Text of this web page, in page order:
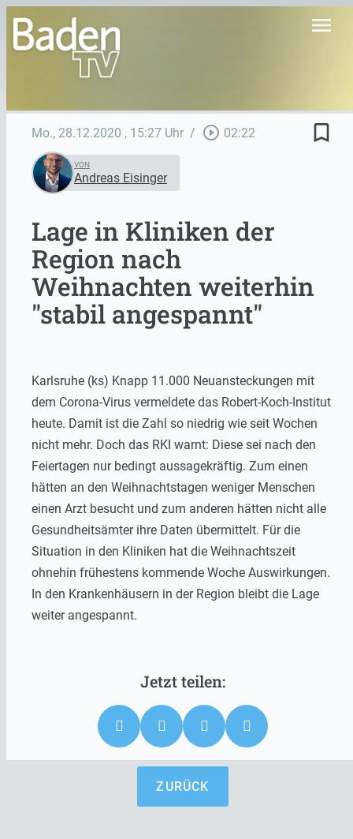
menu
Mo., 28.12.2020 , 15:27 Uhr / play_circle_outline 02:22 bookmark_border
VON
Andreas Eisinger
Lage in Kliniken der
Region nach
Weihnachten weiterhin
"stabil angespannt"
Karlsruhe (ks) Knapp 11.000 Neuansteckungen mit
dem Corona-Virus vermeldete das Robert-Koch-Institut
heute. Damit ist die Zahl so niedrig wie seit Wochen
nicht mehr. Doch das RKI warnt: Diese sei nach den
Feiertagen nur bedingt aussagekräftig. Zum einen
hätten an den Weihnachtstagen weniger Menschen
einen Arzt besucht und zum anderen hätten nicht alle
Gesundheitsämter ihre Daten übermittelt. Für die
Situation in den Kliniken hat die Weihnachtszeit
ohnehin frühestens kommende Woche Auswirkungen.
In den Krankenhäusern in der Region bleibt die Lage
weiter angespannt.
ZURÜCK